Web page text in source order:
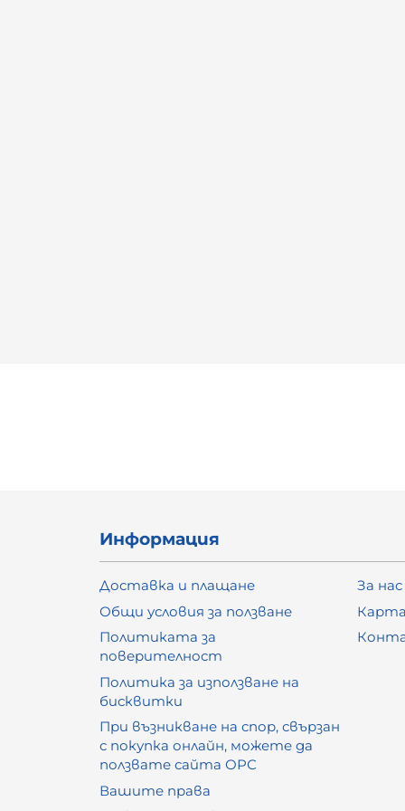
Информация
Доставка и плащане
Общи условия за ползване
Политиката за
поверителност
Политика за използване на
бисквитки
При възникване на спор, свързан
с покупка онлайн, можете да
ползвате сайта ОРС
Вашите права
За нас